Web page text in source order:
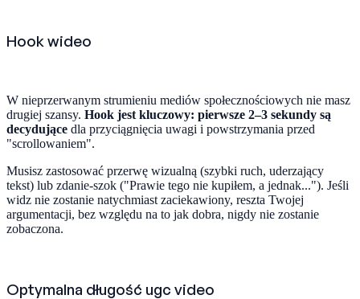
Hook wideo
W nieprzerwanym strumieniu mediów społecznościowych nie masz
drugiej szansy. Hook jest kluczowy: pierwsze 2–3 sekundy są
decydujące dla przyciągnięcia uwagi i powstrzymania przed
"scrollowaniem".
Musisz zastosować przerwę wizualną (szybki ruch, uderzający
tekst) lub zdanie-szok ("Prawie tego nie kupiłem, a jednak..."). Jeśli
widz nie zostanie natychmiast zaciekawiony, reszta Twojej
argumentacji, bez względu na to jak dobra, nigdy nie zostanie
zobaczona.
Optymalna długość ugc video